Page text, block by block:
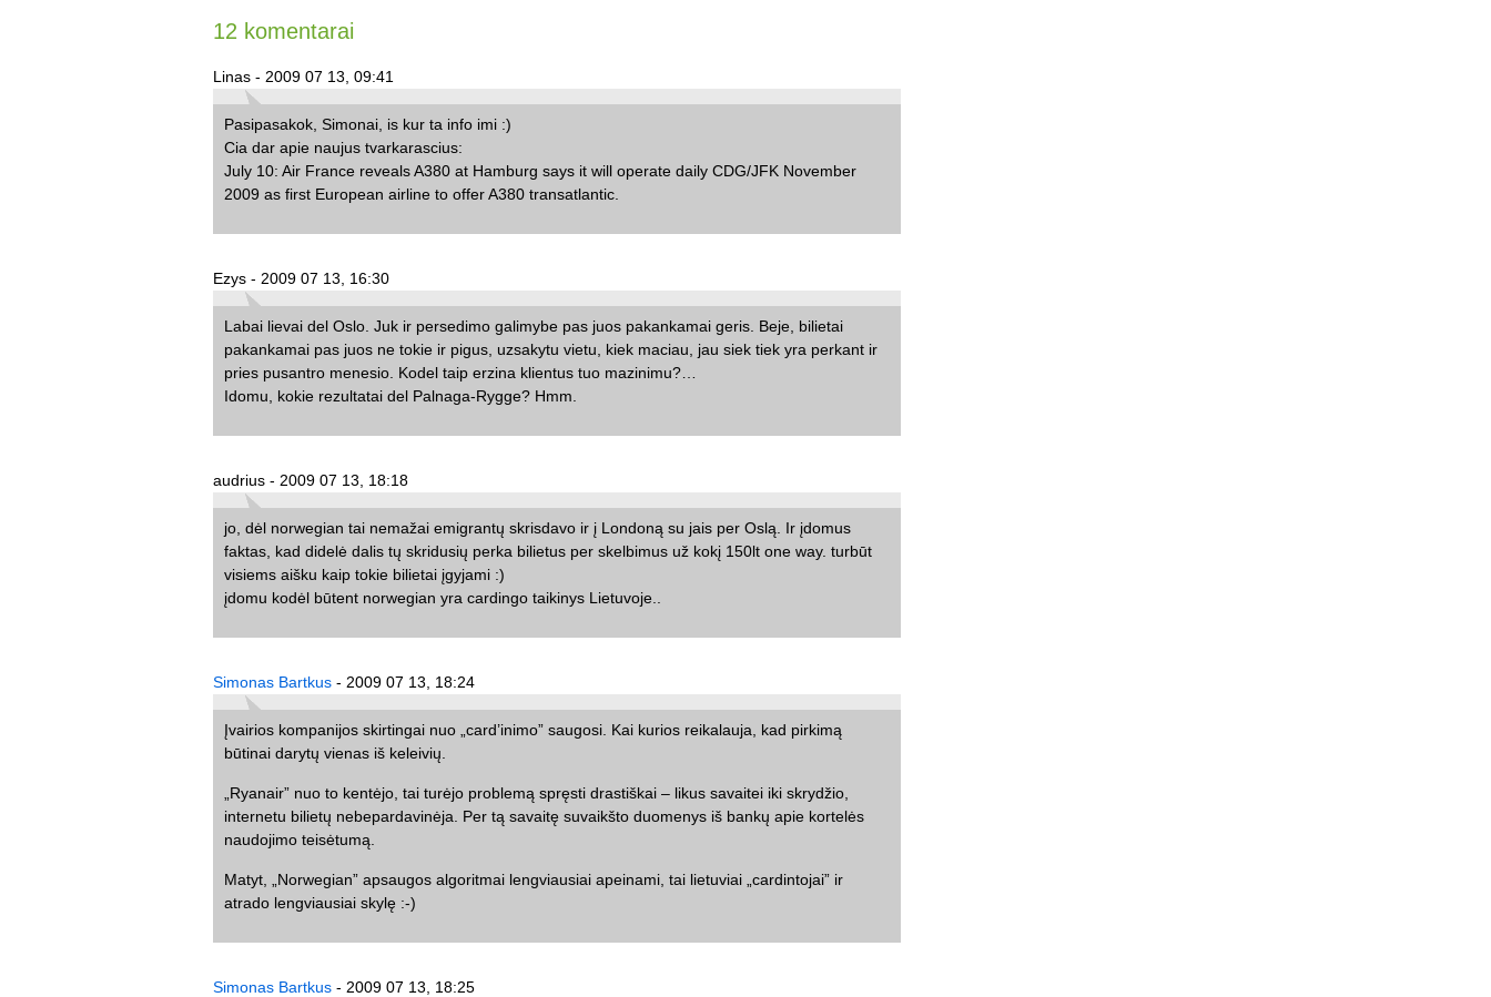
12 komentarai
Linas - 2009 07 13, 09:41
Pasipasakok, Simonai, is kur ta info imi :)
Cia dar apie naujus tvarkarascius:
July 10: Air France reveals A380 at Hamburg says it will operate daily CDG/JFK November
2009 as first European airline to offer A380 transatlantic.
Ezys - 2009 07 13, 16:30
Labai lievai del Oslo. Juk ir persedimo galimybe pas juos pakankamai geris. Beje, bilietai
pakankamai pas juos ne tokie ir pigus, uzsakytu vietu, kiek maciau, jau siek tiek yra perkant ir
pries pusantro menesio. Kodel taip erzina klientus tuo mazinimu?…
Idomu, kokie rezultatai del Palnaga-Rygge? Hmm.
audrius - 2009 07 13, 18:18
jo, dėl norwegian tai nemažai emigrantų skrisdavo ir į Londoną su jais per Oslą. Ir įdomus
faktas, kad didelė dalis tų skridusių perka bilietus per skelbimus už kokį 150lt one way. turbūt
visiems aišku kaip tokie bilietai įgyjami :)
įdomu kodėl būtent norwegian yra cardingo taikinys Lietuvoje..
Simonas Bartkus - 2009 07 13, 18:24
Įvairios kompanijos skirtingai nuo „card’inimo” saugosi. Kai kurios reikalauja, kad pirkimą
būtinai darytų vienas iš keleivių.
„Ryanair” nuo to kentėjo, tai turėjo problemą spręsti drastiškai – likus savaitei iki skrydžio,
internetu bilietų nebepardavinėja. Per tą savaitę suvaikšto duomenys iš bankų apie kortelės
naudojimo teisėtumą.
Matyt, „Norwegian” apsaugos algoritmai lengviausiai apeinami, tai lietuviai „cardintojai” ir
atrado lengviausiai skylę :-)
Simonas Bartkus - 2009 07 13, 18:25